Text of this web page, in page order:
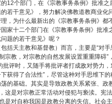
12个部门，在《宗教事务条例》批准
若干意见》，努力解决佛教道教商业化
，为什么最新出的《宗教事务条例》都
家十二个部门在《宗教事务条例》批准
题的若干意见》呢？
括天主教和基督教）而言，主要是“对手
宗教，对宗教的自然发展设置重重障碍”
批评时，又随手将批评者打成敌对势力
获得了合法性”，尽管这种对手思维下
的基础。其实是导致政教关系紧张、政
这是对宗教正常活动对侵犯与亵渎。宪
是对自称我国是政教分离的失信。社会